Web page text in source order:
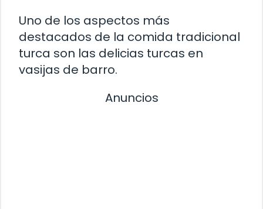
Uno de los aspectos más
destacados de la comida tradicional
turca son las delicias turcas en
vasijas de barro.
Anuncios